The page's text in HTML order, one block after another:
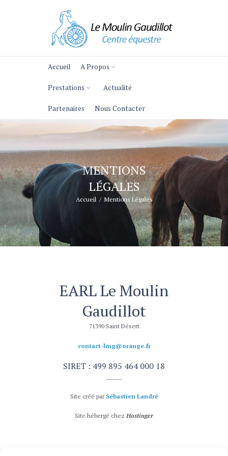
Accueil A Propos
Prestations Actualité
Partenaires Nous Contacter
MENTIONS
LÉGALES
Accueil Mentions Légales
EARL Le Moulin
Gaudillot
71390 Saint Désert
contact-lmg@orange.fr
SIRET : 499 895 464 000 18
Site créé par Sébastien Landré
Site hébergé chez Hostinger